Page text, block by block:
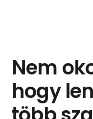
Nem
hogy